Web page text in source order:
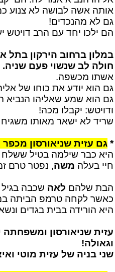
אותה אשה לבושה לא צנוע
גם לא מהנכדים!
הם ילכו יחד עם הרב דויטש
במלון ברחוב הירקון בתל
חולה לב שנשוי פעם שניה.
אשתו מכשפה.
גם הוא יודע את כוחו של
גם הוא שמע שאליהו הנביא
ודויטש: יקבלו מכה!
שריד לא ישאר מאותו משגיח
* גם עזית שניאורסון
היא כבר שילמה בטיל ששלח
חיי בעלה משה, נפטר טרם
הבת שלהם לאה שכבה בגיל 14 עם ערבים.
כאשר לקחה טרמפ הביתה
היא הורידה בבית בגדים
עזית שניאורסון
וגאולה!
שני בניה של עזית מוטי